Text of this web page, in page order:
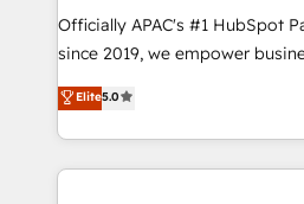
HubSpot customers and we'd
too! Clients come to us for: Advanced CRM solutions
HubSpot Data System
to HubSpot New lead
Officially APAC's #1 HubSpot
since 2019, we empower businesses in Australia,
New Zealand, and globally to
potential through enterprise
implementation. And we deliver best practice across
the whole HubSpot platform,
Elite5.0